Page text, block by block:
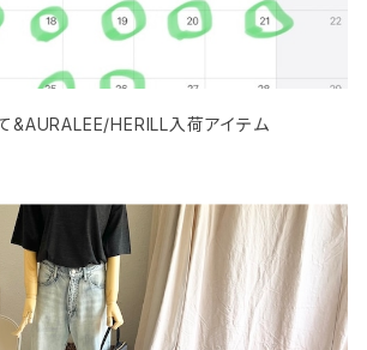
&AURALEE/HERILL入荷アイテム